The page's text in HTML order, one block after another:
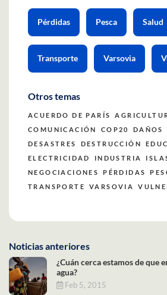
Pérdidas Pesca Salud
Transporte Varsovia
Otros temas
ACUERDO DE PARÍS
COMUNICACIÓN
COP20 DAÑOS
DESASTRES
DESTRUCCIÓN
ELECTRICIDAD
INDUSTRIA
NEGOCIACIONES
PÉRDIDAS
TRANSPORTE
VARSOVIA
Noticias anteriores
¿Cuán cerca estamos de que
agua?
Feb 5, 2015